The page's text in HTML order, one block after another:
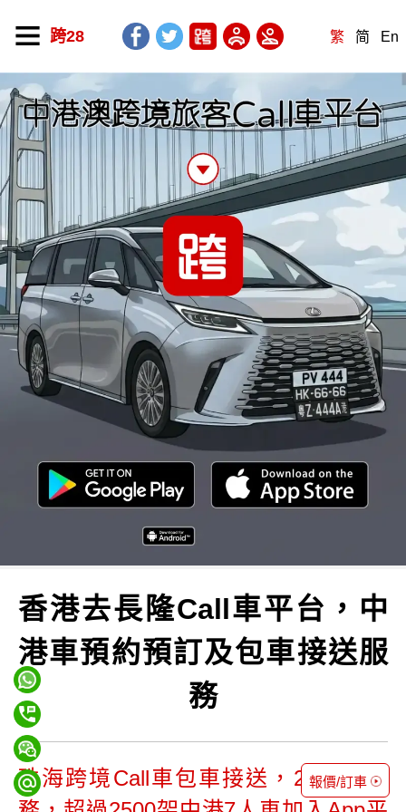
跨28 繁 简 En
香港去長隆Call車平台，中
港車預約預訂及包車接送服
務
珠海跨境Call車包車接送，24小時服
報價/訂車